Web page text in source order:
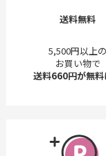
送料無料
5,500円以上の
お買い物で
送料660円が無料